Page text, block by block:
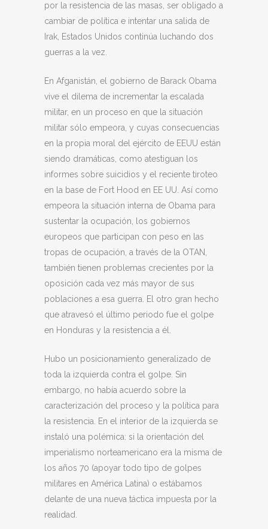
por la resistencia de las masas, ser obligado a
cambiar de política e intentar una salida de
Irak, Estados Unidos continúa luchando dos
guerras a la vez.
En Afganistán, el gobierno de Barack Obama
vive el dilema de incrementar la escalada
militar, en un proceso en que la situación
militar sólo empeora, y cuyas consecuencias
en la propia moral del ejército de EEUU están
siendo dramáticas, como atestiguan los
informes sobre suicidios y el reciente tiroteo
en la base de Fort Hood en EE UU. Así como
empeora la situación interna de Obama para
sustentar la ocupación, los gobiernos
europeos que participan con peso en las
tropas de ocupación, a través de la OTAN,
también tienen problemas crecientes por la
oposición cada vez más mayor de sus
poblaciones a esa guerra. El otro gran hecho
que atravesó el último periodo fue el golpe
en Honduras y la resistencia a él.
Hubo un posicionamiento generalizado de
toda la izquierda contra el golpe. Sin
embargo, no había acuerdo sobre la
caracterización del proceso y la política para
la resistencia. En el interior de la izquierda se
instaló una polémica: si la orientación del
imperialismo norteamericano era la misma de
los años 70 (apoyar todo tipo de golpes
militares en América Latina) o estábamos
delante de una nueva táctica impuesta por la
realidad.